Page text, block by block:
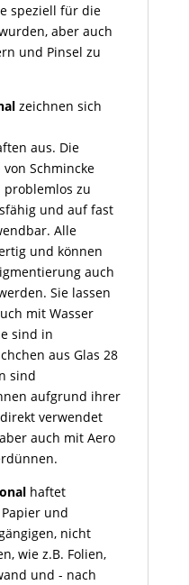
speziell für die
aber auch
und Pinsel zu
zeichnen sich
aus. Die
Schmincke
problemlos zu
und auf fast
Alle
und können
auch
Sie lassen
mit Wasser
sind in
aus Glas 28
sind
aufgrund ihrer
verwendet
auch mit Aero
haftet
und
nicht
wie z.B. Folien,
und - nach